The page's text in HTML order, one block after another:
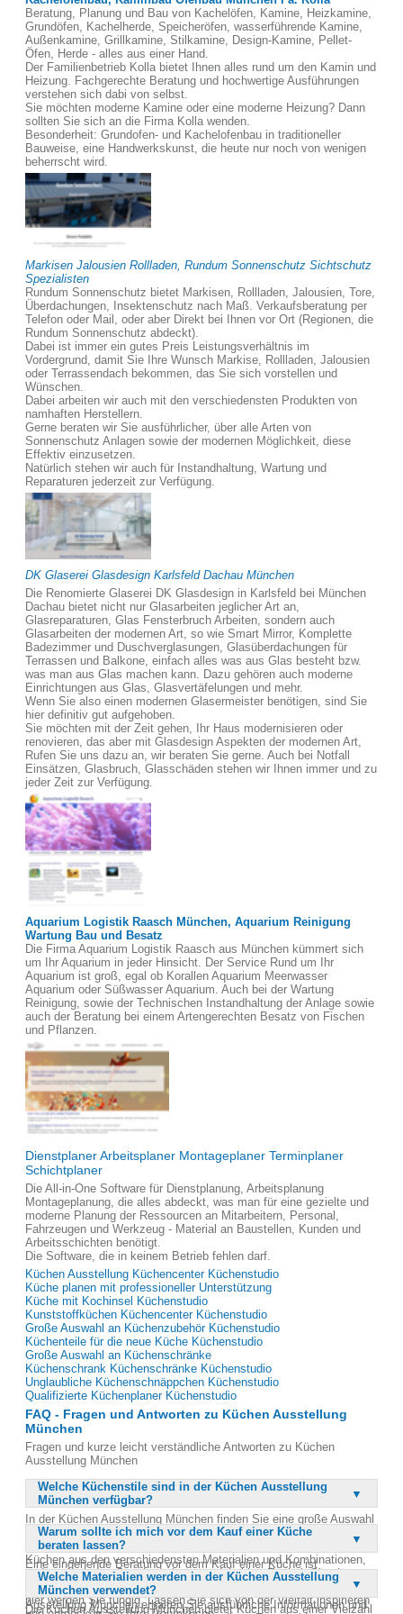
Beratung, Planung und Bau von Kachelöfen, Kamine, Heizkamine,
Grundöfen, Kachelherde, Speicheröfen, wasserführende Kamine,
Außenkamine, Grillkamine, Stilkamine, Design-Kamine, Pellet-
Öfen, Herde - alles aus einer Hand.
Der Familienbetrieb Kolla bietet Ihnen alles rund um den Kamin und
Heizung. Fachgerechte Beratung und hochwertige Ausführungen
verstehen sich dabi von selbst.
Sie möchten moderne Kamine oder eine moderne Heizung? Dann
sollten Sie sich an die Firma Kolla wenden.
Besonderheit: Grundofen- und Kachelofenbau in traditioneller
Bauweise, eine Handwerkskunst, die heute nur noch von wenigen
beherrscht wird.
Markisen Jalousien Rollladen, Rundum Sonnenschutz Sichtschutz
Spezialisten
Rundum Sonnenschutz bietet Markisen, Rollladen, Jalousien, Tore,
Überdachungen, Insektenschutz nach Maß. Verkaufsberatung per
Telefon oder Mail, oder aber Direkt bei Ihnen vor Ort (Regionen, die
Rundum Sonnenschutz abdeckt).
Dabei ist immer ein gutes Preis Leistungsverhältnis im
Vordergrund, damit Sie Ihre Wunsch Markise, Rollladen, Jalousien
oder Terrassendach bekommen, das Sie sich vorstellen und
Wünschen.
Dabei arbeiten wir auch mit den verschiedensten Produkten von
namhaften Herstellern.
Gerne beraten wir Sie ausführlicher, über alle Arten von
Sonnenschutz Anlagen sowie der modernen Möglichkeit, diese
Effektiv einzusetzen.
Natürlich stehen wir auch für Instandhaltung, Wartung und
Reparaturen jederzeit zur Verfügung.
DK Glaserei Glasdesign Karlsfeld Dachau München
Die Renomierte Glaserei DK Glasdesign in Karlsfeld bei München
Dachau bietet nicht nur Glasarbeiten jeglicher Art an,
Glasreparaturen, Glas Fensterbruch Arbeiten, sondern auch
Glasarbeiten der modernen Art, so wie Smart Mirror, Komplette
Badezimmer und Duschverglasungen, Glasüberdachungen für
Terrassen und Balkone, einfach alles was aus Glas besteht bzw.
was man aus Glas machen kann. Dazu gehören auch moderne
Einrichtungen aus Glas, Glasvertäfelungen und mehr.
Wenn Sie also einen modernen Glasermeister benötigen, sind Sie
hier definitiv gut aufgehoben.
Sie möchten mit der Zeit gehen, Ihr Haus modernisieren oder
renovieren, das aber mit Glasdesign Aspekten der modernen Art,
Rufen Sie uns dazu an, wir beraten Sie gerne. Auch bei Notfall
Einsätzen, Glasbruch, Glasschäden stehen wir Ihnen immer und zu
jeder Zeit zur Verfügung.
Aquarium Logistik Raasch München, Aquarium Reinigung
Wartung Bau und Besatz
Die Firma Aquarium Logistik Raasch aus München kümmert sich
um Ihr Aquarium in jeder Hinsicht. Der Service Rund um Ihr
Aquarium ist groß, egal ob Korallen Aquarium Meerwasser
Aquarium oder Süßwasser Aquarium. Auch bei der Wartung
Reinigung, sowie der Technischen Instandhaltung der Anlage sowie
auch der Beratung bei einem Artengerechten Besatz von Fischen
und Pflanzen.
Dienstplaner Arbeitsplaner Montageplaner Terminplaner
Schichtplaner
Die All-in-One Software für Dienstplanung, Arbeitsplanung
Montageplanung, die alles abdeckt, was man für eine gezielte und
moderne Planung der Ressourcen an Mitarbeitern, Personal,
Fahrzeugen und Werkzeug - Material an Baustellen, Kunden und
Arbeitsschichten benötigt.
Die Software, die in keinem Betrieb fehlen darf.
Küchen Ausstellung Küchencenter Küchenstudio
Küche planen mit professioneller Unterstützung
Küche mit Kochinsel Küchenstudio
Kunststoffküchen Küchencenter Küchenstudio
Große Auswahl an Küchenzubehör Küchenstudio
Küchenteile für die neue Küche Küchenstudio
Große Auswahl an Küchenschränke
Küchenschrank Küchenschränke Küchenstudio
Unglaubliche Küchenschnäppchen Küchenstudio
Qualifizierte Küchenplaner Küchenstudio
FAQ - Fragen und Antworten zu Küchen Ausstellung
München
Fragen und kurze leicht verständliche Antworten zu Küchen
Ausstellung München
Welche Küchenstile sind in der Küchen Ausstellung
München verfügbar?
In der Küchen Ausstellung München finden Sie eine große Auswahl
an verschiedenen Küchenstilen. Dazu gehören unter anderem
Landhausküchen und Designerküchen. Die Ausstellung bietet
Küchen aus den verschiedensten Materialien und Kombinationen,
sodass für jeden Geschmack etwas dabei ist. Egal ob Sie eine
moderne Einbauküche oder eine klassische Variante bevorzugen,
hier werden Sie fündig. Lassen Sie sich von der Vielfalt inspirieren
Warum sollte ich mich vor dem Kauf einer Küche
beraten lassen?
Eine eingehende Beratung vor dem Kauf einer Küche ist
entscheidend, um sicherzustellen, dass die gewählte Küche Ihren
Bedürfnissen und Vorstellungen entspricht. In der Küchen
Ausstellung München erhalten Sie ausführliche Informationen und
Welche Materialien werden in der Küchen Ausstellung
München verwendet?
Die Küchen Ausstellung München bietet Küchen aus einer Vielzahl